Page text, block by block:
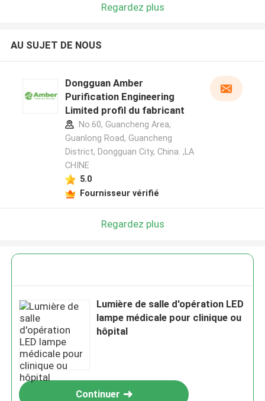
Regardez plus
AU SUJET DE NOUS
Dongguan Amber
Purification Engineering
Limited profil du fabricant
No.60, Guancheng Area,
Guanlong Road, Guancheng
District, Dongguan City, China. ,LA
CHINE
5.0
Fournisseur vérifié
Regardez plus
Lumière de salle d'opération LED
lampe médicale pour clinique ou
hôpital
Continuer